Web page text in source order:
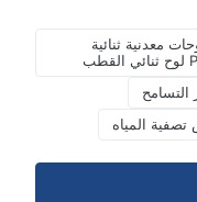
ثنائية